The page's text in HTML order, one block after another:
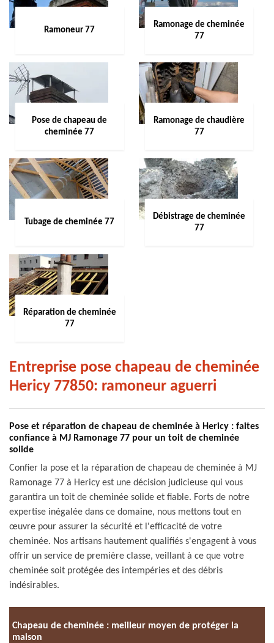
Ramoneur 77
Ramonage de cheminée
77
Pose de chapeau de
cheminée 77
Ramonage de chaudière
77
Tubage de cheminée 77
Débistrage de cheminée
77
Réparation de cheminée
77
Entreprise pose chapeau de cheminée
Hericy 77850: ramoneur aguerri
Pose et réparation de chapeau de cheminée à Hericy : faites
confiance à MJ Ramonage 77 pour un toit de cheminée
solide
Confier la pose et la réparation de chapeau de cheminée à MJ
Ramonage 77 à Hericy est une décision judicieuse qui vous
garantira un toit de cheminée solide et fiable. Forts de notre
expertise inégalée dans ce domaine, nous mettons tout en
œuvre pour assurer la sécurité et l'efficacité de votre
cheminée. Nos artisans hautement qualifiés s'engagent à vous
offrir un service de première classe, veillant à ce que votre
cheminée soit protégée des intempéries et des débris
indésirables.
Chapeau de cheminée : meilleur moyen de protéger la
maison